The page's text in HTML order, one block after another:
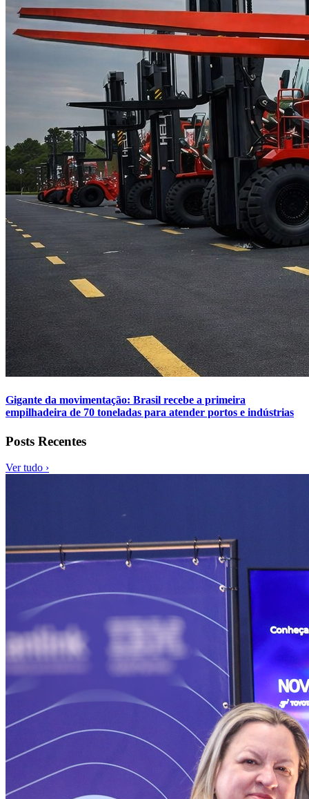
Gigante da movimentação: Brasil recebe a primeira
empilhadeira de 70 toneladas para atender portos e indústrias
Posts Recentes
Ver tudo ›